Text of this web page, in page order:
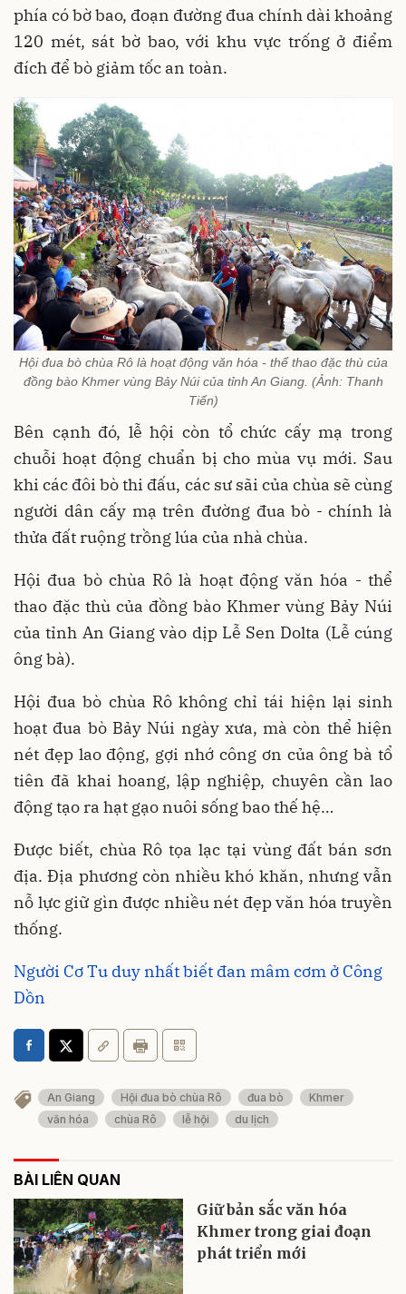
phía có bờ bao, đoạn đường đua chính dài khoảng
120 mét, sát bờ bao, với khu vực trống ở điểm
đích để bò giảm tốc an toàn.
Hội đua bò chùa Rô là hoạt động văn hóa - thể thao đặc thù của
đồng bào Khmer vùng Bảy Núi của tỉnh An Giang. (Ảnh: Thanh
Tiến)
Bên cạnh đó, lễ hội còn tổ chức cấy mạ trong
chuỗi hoạt động chuẩn bị cho mùa vụ mới. Sau
khi các đôi bò thi đấu, các sư sãi của chùa sẽ cùng
người dân cấy mạ trên đường đua bò - chính là
thửa đất ruộng trồng lúa của nhà chùa.
Hội đua bò chùa Rô là hoạt động văn hóa - thể
thao đặc thù của đồng bào Khmer vùng Bảy Núi
của tỉnh An Giang vào dịp Lễ Sen Dolta (Lễ cúng
ông bà).
Hội đua bò chùa Rô không chỉ tái hiện lại sinh
hoạt đua bò Bảy Núi ngày xưa, mà còn thể hiện
nét đẹp lao động, gợi nhớ công ơn của ông bà tổ
tiên đã khai hoang, lập nghiệp, chuyên cần lao
động tạo ra hạt gạo nuôi sống bao thế hệ…
Được biết, chùa Rô tọa lạc tại vùng đất bán sơn
địa. Địa phương còn nhiều khó khăn, nhưng vẫn
nỗ lực giữ gìn được nhiều nét đẹp văn hóa truyền
thống.
Người Cơ Tu duy nhất biết đan mâm cơm ở Công
Dồn
An Giang Hội đua bò chùa Rô đua bò
Khmer
văn hóa
chùa Rô lễ hội du lịch
BÀI LIÊN QUAN
Giữ bản sắc văn hóa
Khmer trong giai đoạn
phát triển mới